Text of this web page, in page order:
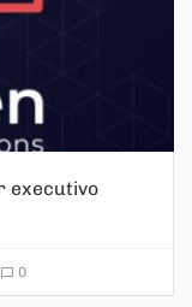
executivo
0